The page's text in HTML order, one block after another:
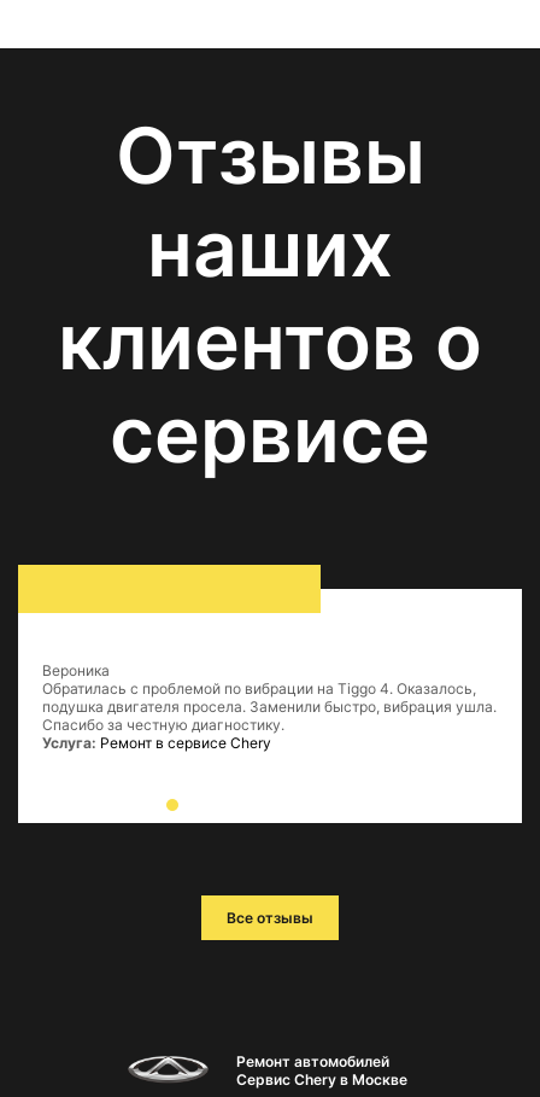
Отзывы
наших
клиентов о
сервисе
Вероника
Обратилась с проблемой по вибрации на Tiggo 4. Оказалось,
подушка двигателя просела. Заменили быстро, вибрация ушла.
Спасибо за честную диагностику.
Услуга: Ремонт в сервисе Chery
Все отзывы
Ремонт автомобилей
Сервис Chery в Москве